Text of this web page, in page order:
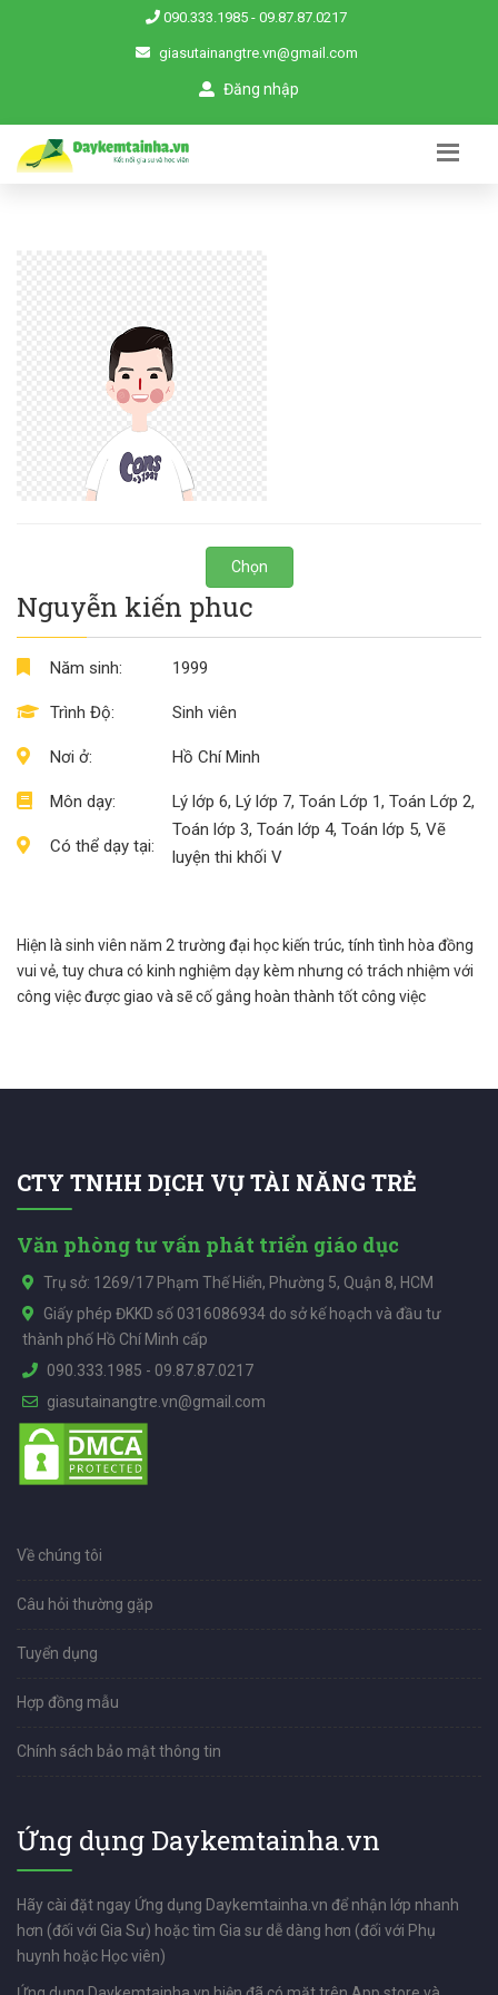
090.333.1985 - 09.87.87.0217
giasutainangtre.vn@gmail.com
Đăng nhập
Chọn
Nguyễn kiến phuc
Năm sinh:
Trình Độ:
Nơi ở:
Môn dạy:
Có thể dạy tại:
1999
Sinh viên
Hồ Chí Minh
Lý lớp 6, Lý lớp 7, Toán Lớp 1, Toán Lớp 2,
Toán lớp 3, Toán lớp 4, Toán lớp 5, Vẽ
luyện thi khối V
Hiện là sinh viên năm 2 trường đại học kiến trúc, tính tình hòa đồng
vui vẻ, tuy chưa có kinh nghiệm dạy kèm nhưng có trách nhiệm với
công việc được giao và sẽ cố gắng hoàn thành tốt công việc
CTY TNHH DỊCH VỤ TÀI NĂNG TRẺ
Văn phòng tư vấn phát triển giáo dục
Trụ sở: 1269/17 Phạm Thế Hiển, Phường 5, Quận 8, HCM
Giấy phép ĐKKD số 0316086934 do sở kế hoạch và đầu tư
thành phố Hồ Chí Minh cấp
090.333.1985 - 09.87.87.0217
giasutainangtre.vn@gmail.com
Về chúng tôi
Câu hỏi thường gặp
Tuyển dụng
Hợp đồng mẫu
Chính sách bảo mật thông tin
Ứng dụng Daykemtainha.vn
Hãy cài đặt ngay Ứng dụng Daykemtainha.vn để nhận lớp nhanh
hơn (đối với Gia Sư) hoặc tìm Gia sư dễ dàng hơn (đối với Phụ
huynh hoặc Học viên)